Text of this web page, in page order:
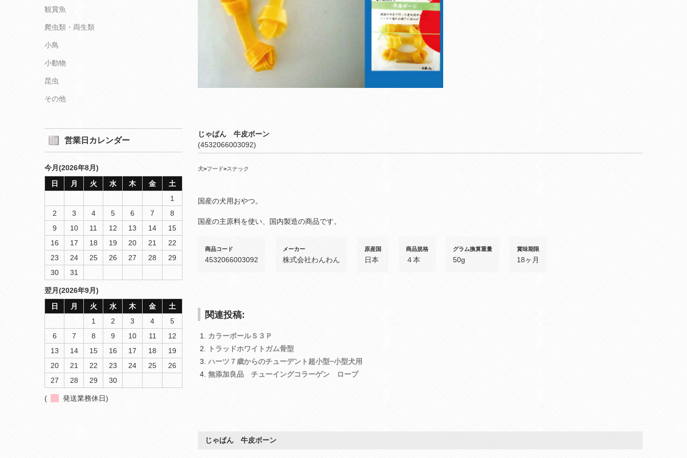
じゃぱん 牛皮ボーン
(4532066003092)
犬>フード>スナック
国産の犬用おやつ。
国産の主原料を使い、国内製造の商品です。
商品コード
4532066003092
メーカー
株式会社わんわん
原産国
日本
商品規格
４本
グラム換算重量
50g
賞味期限
18ヶ月
関連投稿:
カラーボールＳ３Ｐ
トラッドホワイトガム骨型
ハーツ７歳からのチューデント超小型−小型犬用
無添加良品 チューイングコラーゲン ロープ
じゃぱん 牛皮ボーン
観賞魚
爬虫類・両生類
小鳥
小動物
昆虫
その他
営業日カレンダー
今月(2026年8月)
日
月 火 水 木 金
土
1
2
3 4 5 6 7
8
9
10 11 12 13 14
15
16
17 18 19 20 21
22
23
24 25 26 27 28
29
30
31
翌月(2026年9月)
日
月 火 水 木 金
土
1
2 3 4
5
6
7 8 9 10 11
12
13
14 15 16 17 18
19
20
21 22 23 24 25
26
27
28 29 30
( 発送業務休日)